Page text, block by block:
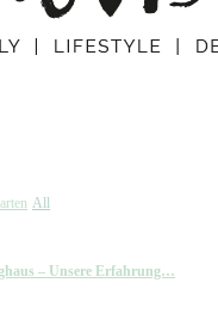
All
– Unsere Erfahrung…